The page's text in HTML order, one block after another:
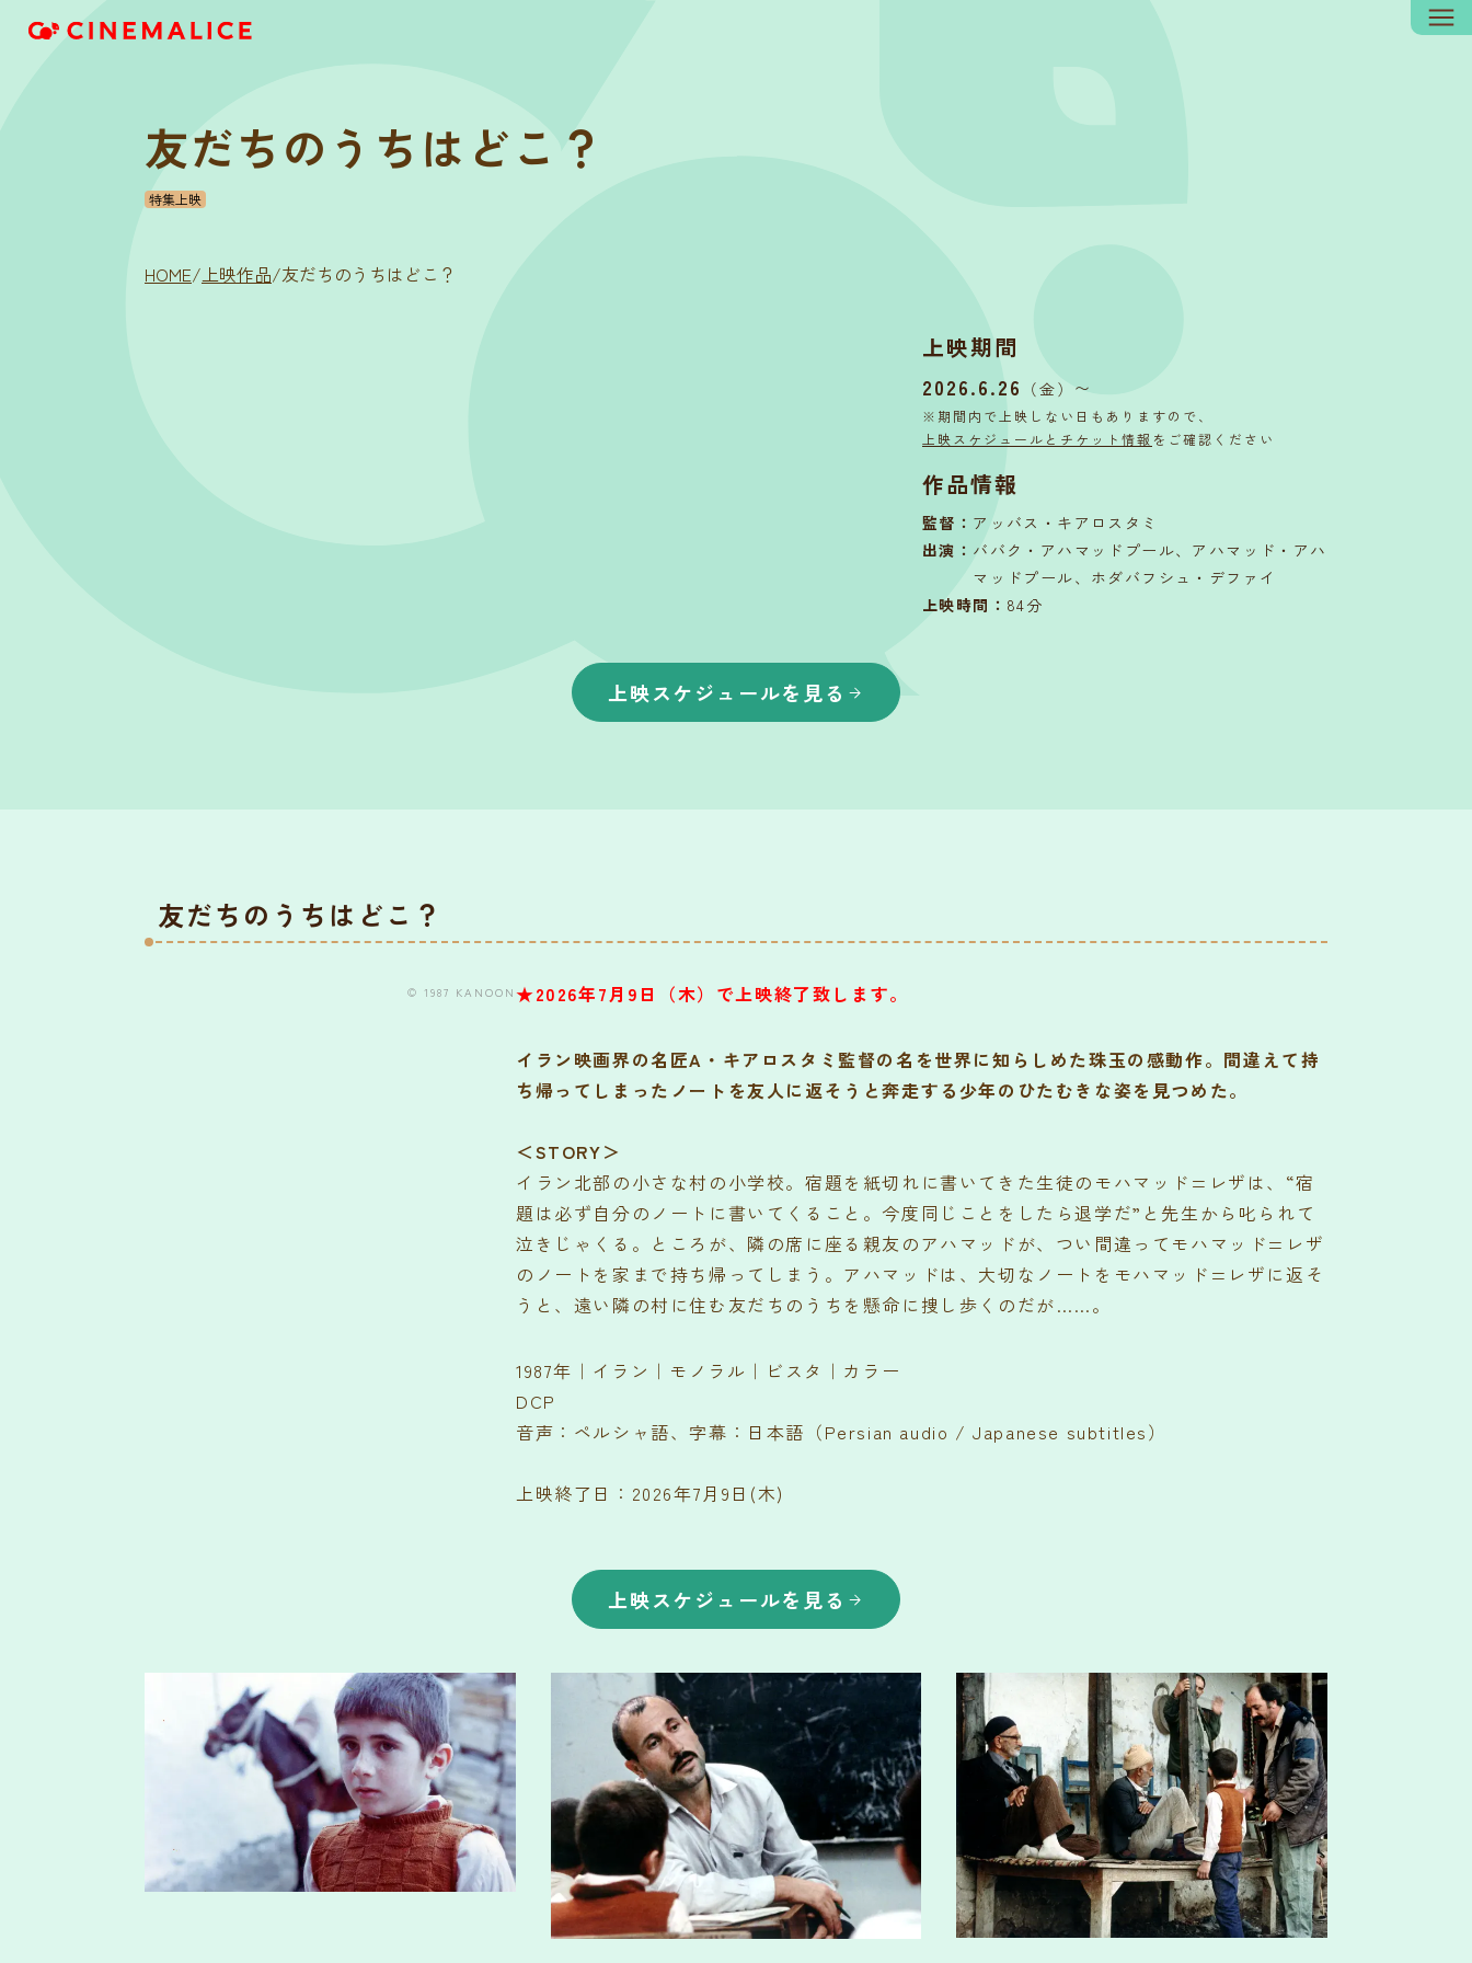
友だちのうちはどこ？
特集上映
HOME/上映作品/友だちのうちはどこ？
上映期間
2026.6.26 （金） 〜
※期間内で上映しない日もありますので、
上映スケジュールとチケット情報 をご確認ください
作品情報
監督 ： アッバス・キアロスタミ
出演 ： ババク・アハマッドプール、アハマッド・アハ
マッドプール、ホダバフシュ・デファイ
上映時間 ： 84分
上映スケジュールを見る
友だちのうちはどこ？
© 1987 KANOON ★2026年7月9日（木）で上映終了致します。
イラン映画界の名匠A・キアロスタミ監督の名を世界に知らしめた珠玉の感動作。間違えて持
ち帰ってしまったノートを友人に返そうと奔走する少年のひたむきな姿を見つめた。
＜STORY＞
イラン北部の小さな村の小学校。宿題を紙切れに書いてきた生徒のモハマッド=レザは、“宿
題は必ず自分のノートに書いてくること。今度同じことをしたら退学だ”と先生から叱られて
泣きじゃくる。ところが、隣の席に座る親友のアハマッドが、つい間違ってモハマッド=レザ
のノートを家まで持ち帰ってしまう。アハマッドは、大切なノートをモハマッド=レザに返そ
うと、遠い隣の村に住む友だちのうちを懸命に捜し歩くのだが……。
1987年｜イラン｜モノラル｜ビスタ｜カラー
DCP
音声：ペルシャ語、字幕：日本語（Persian audio / Japanese subtitles）
上映終了日：2026年7月9日(木)
上映スケジュールを見る